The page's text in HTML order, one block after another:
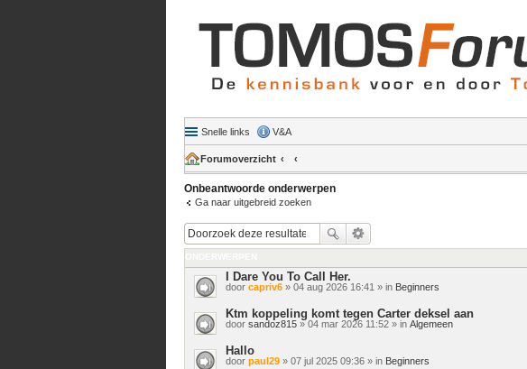
Snelle links V&A
Forumoverzicht
Onbeantwoorde onderwerpen
Ga naar uitgebreid zoeken
I Dare You To Call Her.
door capriv6» 04 aug 2026 16:41 » in Beginners
Ktm koppeling komt tegen Carter deksel aan
door sandoz815» 04 mar 2026 11:52 » in Algemeen
Hallo
door paul29» 07 jul 2025 09:36 » in Beginners